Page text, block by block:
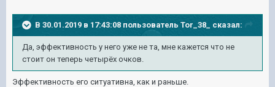
В 30.01.2019 в 17:43:08 пользователь Tor_38_ сказал:
Да, эффективность у него уже не та, мне кажется что не
стоит он теперь четырёх очков.
Эффективность его ситуативна, как и раньше.